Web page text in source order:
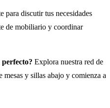
para discutir tus necesidades
de mobiliario y coordinar
Explora nuestra red de
mesas y sillas abajo y comienza a